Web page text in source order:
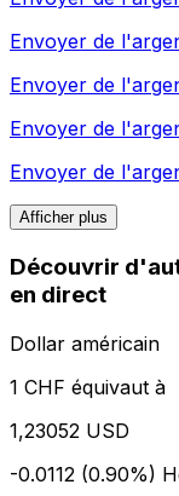
Envoyer de
Envoyer de
Envoyer de
Envoyer de
Afficher plus
Découvrir
en direct
Dollar américain
1 CHF équivaut à
1,23052 USD
-0.0112 (0.90%)